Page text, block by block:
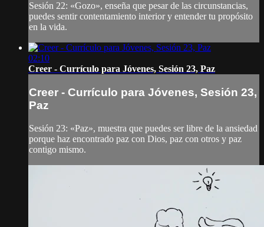
Sesión 22: «Gozo», enseña que pesar de las circunstancias,
puedes sentir contentamiento interior y entender tu propósito
en la vida.
02:10
Creer - Currículo para Jóvenes, Sesión 23, Paz
Creer - Currículo para Jóvenes, Sesión 23,
Paz
Sesión 23: «Paz», muestra que puedes ser libre de la ansiedad
porque haz encontrado paz con Dios, paz con otros y paz
contigo mismo.